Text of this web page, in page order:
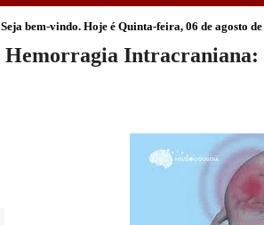
Seja bem-vindo. Hoje é Quinta-feira, 06 de agosto
Hemorragia Intracraniana: